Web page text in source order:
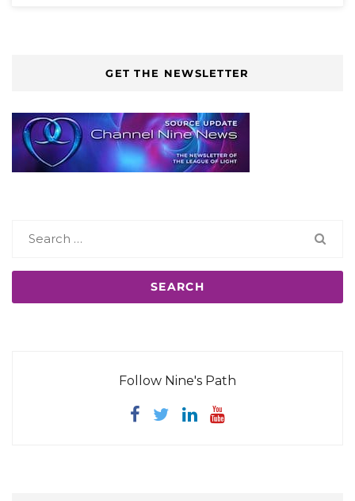
GET THE NEWSLETTER
for:
Follow Nine's Path